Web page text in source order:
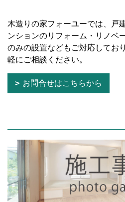
木造りの家フォーユーでは、戸
ンションのリフォーム・リノベ
のみの設置などもご対応してお
軽にご相談ください。
お問合せはこちらから